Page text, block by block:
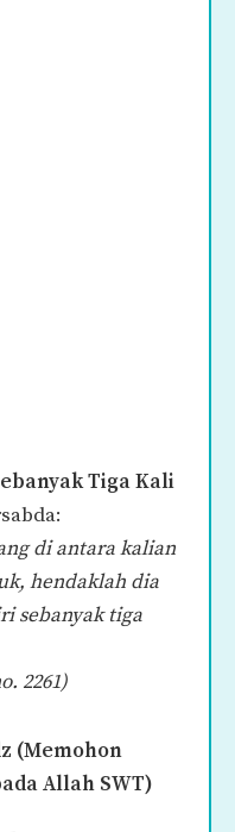
Tiga Kali
di antara kalian
hendaklah dia
sebanyak tiga
2261)
(Memohon
Allah SWT)